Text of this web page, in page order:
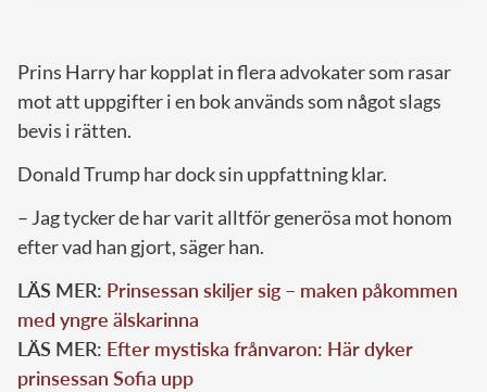
Prins Harry har kopplat in flera advokater som rasar
mot att uppgifter i en bok används som något slags
bevis i rätten.
Donald Trump har dock sin uppfattning klar.
– Jag tycker de har varit alltför generösa mot honom
efter vad han gjort, säger han.
LÄS MER: Prinsessan skiljer sig – maken påkommen
med yngre älskarinna
LÄS MER: Efter mystiska frånvaron: Här dyker
prinsessan Sofia upp